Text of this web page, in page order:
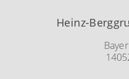
Heinz-